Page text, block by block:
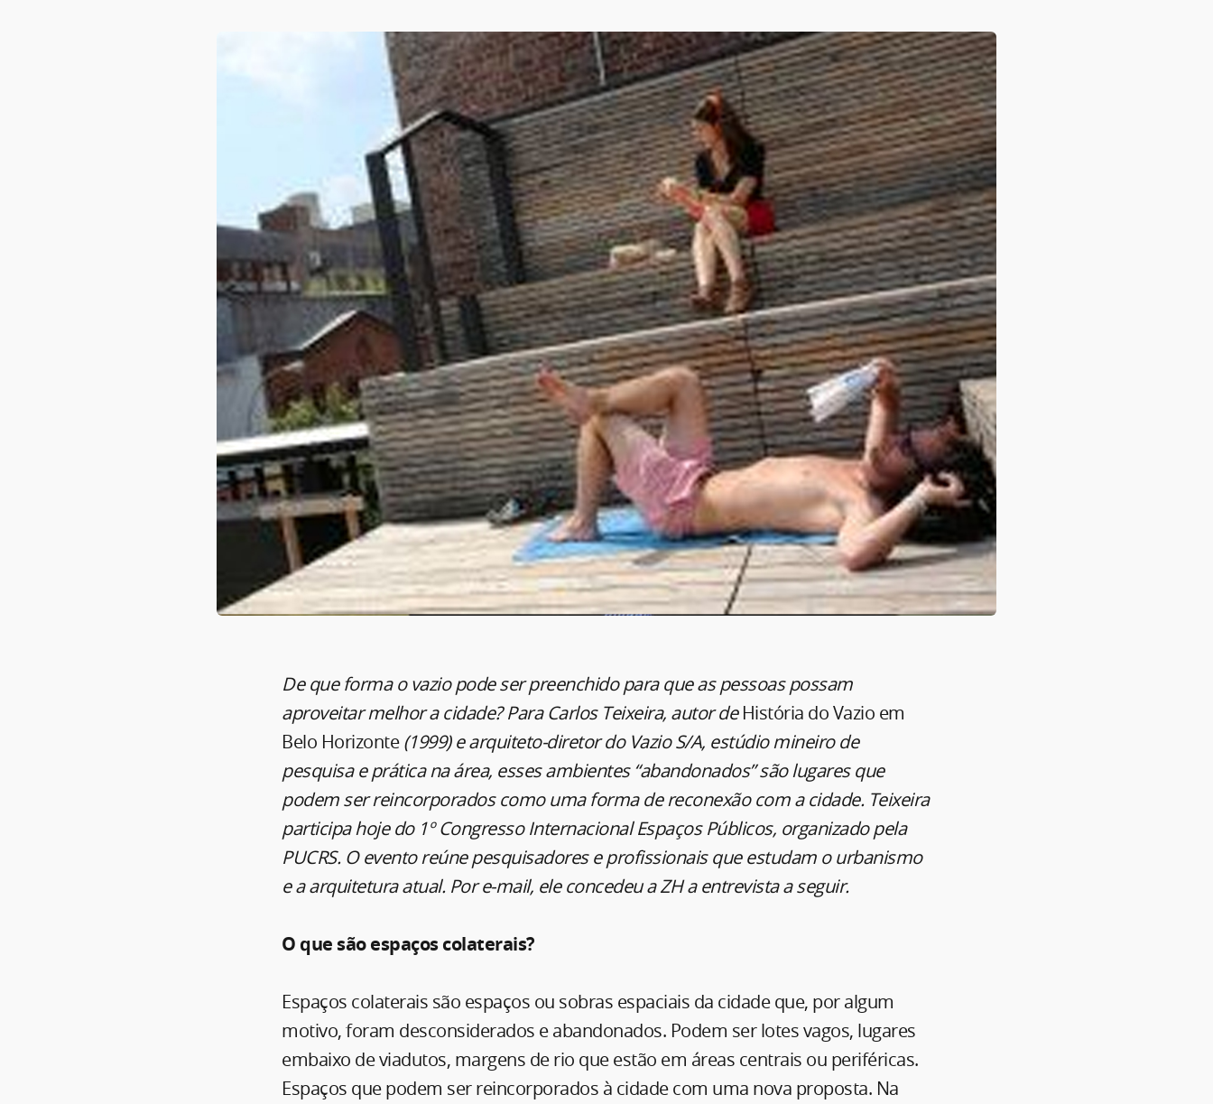
De que forma o vazio pode ser preenchido para que as pessoas possam
aproveitar melhor a cidade? Para Carlos Teixeira, autor deHistória do Vazio em
Belo Horizonte(1999) e arquiteto-diretor do Vazio S/A, estúdio mineiro de
pesquisa e prática na área, esses ambientes “abandonados” são lugares que
podem ser reincorporados como uma forma de reconexão com a cidade. Teixeira
participa hoje do 1º Congresso Internacional Espaços Públicos, organizado pela
PUCRS. O evento reúne pesquisadores e profissionais que estudam o urbanismo
e a arquitetura atual. Por e-mail, ele concedeu a ZH a entrevista a seguir.
O que são espaços colaterais?
Espaços colaterais são espaços ou sobras espaciais da cidade que, por algum
motivo, foram desconsiderados e abandonados. Podem ser lotes vagos, lugares
embaixo de viadutos, margens de rio que estão em áreas centrais ou periféricas.
Espaços que podem ser reincorporados à cidade com uma nova proposta. Na